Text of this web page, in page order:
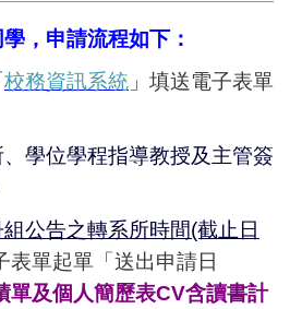
，申請流程如下：
校務資訊系統 」 填送電子表單
、學位學程指導教授及主管簽
公告之轉系所時間(截止日
表單起單「送出申請日
單及個人簡歷表CV含讀書計